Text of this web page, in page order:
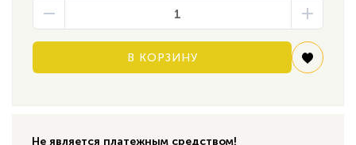
В КОРЗИНУ
Не является платежным средством!